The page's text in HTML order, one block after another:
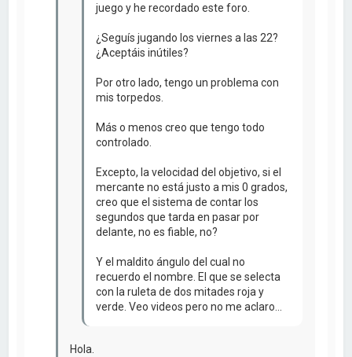
juego y he recordado este foro.
¿Seguís jugando los viernes a las 22?
¿Aceptáis inútiles?
Por otro lado, tengo un problema con
mis torpedos.
Más o menos creo que tengo todo
controlado.
Excepto, la velocidad del objetivo, si el
mercante no está justo a mis 0 grados,
creo que el sistema de contar los
segundos que tarda en pasar por
delante, no es fiable, no?
Y el maldito ángulo del cual no
recuerdo el nombre. El que se selecta
con la ruleta de dos mitades roja y
verde. Veo videos pero no me aclaro...
Hola.